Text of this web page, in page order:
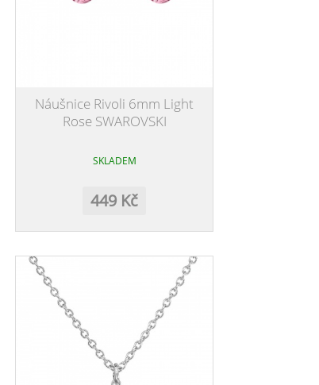
Náušnice Rivoli 6mm Light
Rose SWAROVSKI
SKLADEM
449 Kč